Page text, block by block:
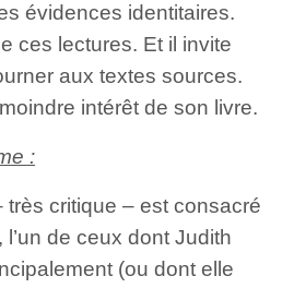
évidences identitaires.
ces lectures. Et il invite
aux textes sources.
intérêt de son livre.
:
très critique – est consacré
de ceux dont Judith
(ou dont elle